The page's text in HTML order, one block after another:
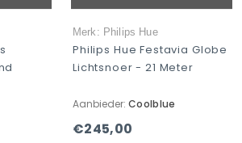
Merk: Philips Hue
Philips Hue Festavia Globe
Lichtsnoer - 21 Meter
Aanbieder: Coolblue
€245,00